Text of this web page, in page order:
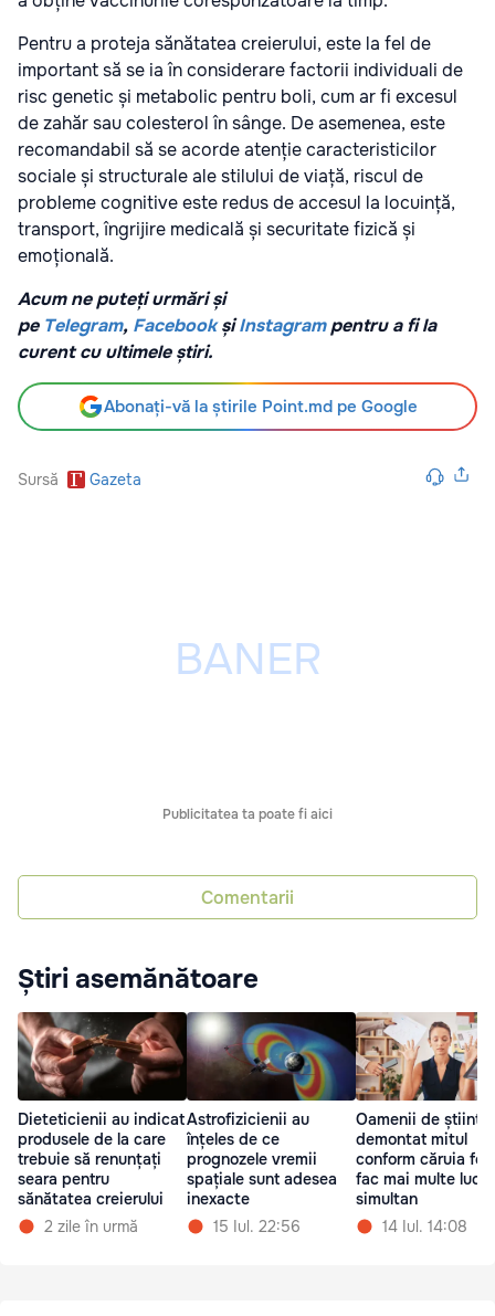
Pentru a proteja sănătatea creierului, este la fel de
important să se ia în considerare factorii individuali de
risc genetic și metabolic pentru boli, cum ar fi excesul
de zahăr sau colesterol în sânge. De asemenea, este
recomandabil să se acorde atenție caracteristicilor
sociale și structurale ale stilului de viață, riscul de
probleme cognitive este redus de accesul la locuință,
transport, îngrijire medicală și securitate fizică și
emoțională.
Acum ne puteți urmări și
pe Telegram, Facebook șiInstagrampentru a fi la
curent cu ultimele știri.
Abonați-vă la știrile Point.md pe Google
Sursă Gazeta
Publicitatea ta poate fi aici
Comentarii
Știri asemănătoare
Dieteticienii au indicat
produsele de la care
trebuie să renunțați
seara pentru
sănătatea creierului
2 zile în urmă
Astrofizicienii au
înțeles de ce
prognozele vremii
spațiale sunt adesea
inexacte
15 Iul. 22:56
Oamenii de știință
demontat mitul
conform căruia
fac mai multe
simultan
14 Iul. 14:08